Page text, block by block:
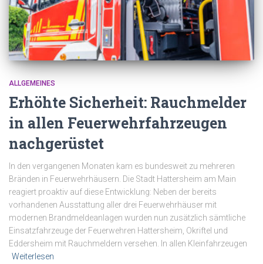
ALLGEMEINES
Erhöhte Sicherheit: Rauchmelder
in allen Feuerwehrfahrzeugen
nachgerüstet
In den vergangenen Monaten kam es bundesweit zu mehreren
Bränden in Feuerwehrhäusern. Die Stadt Hattersheim am Main
reagiert proaktiv auf diese Entwicklung: Neben der bereits
vorhandenen Ausstattung aller drei Feuerwehrhäuser mit
modernen Brandmeldeanlagen wurden nun zusätzlich sämtliche
Einsatzfahrzeuge der Feuerwehren Hattersheim, Okriftel und
Eddersheim mit Rauchmeldern versehen. In allen Kleinfahrzeugen
Weiterlesen